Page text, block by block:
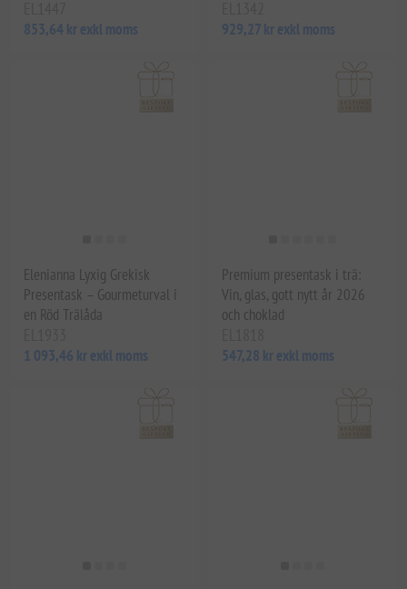
853,64 kr exkl moms 929,27 kr exkl moms
Elenianna Lyxig Grekisk
Presentask – Gourmeturval i
en Röd Trälåda
1 093,46 kr exkl moms
Premium presentask i trä:
Vin, glas, gott nytt år 2026
och choklad
547,28 kr exkl moms